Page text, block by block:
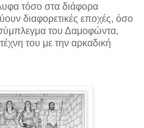
τόσο στα διάφορα
διαφορετικές εποχές, όσο
του Δαμοφώντα,
του με την αρκαδική